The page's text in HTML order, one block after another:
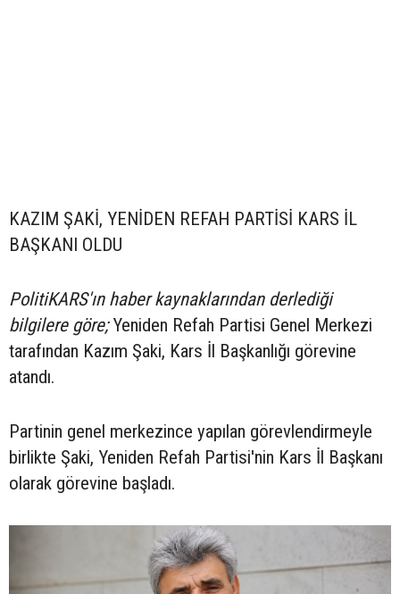
KAZIM ŞAKİ, YENİDEN REFAH PARTİSİ KARS İL
BAŞKANI OLDU
PolitiKARS'ın haber kaynaklarından derlediği
bilgilere göre;Yeniden Refah Partisi Genel Merkezi
tarafından Kazım Şaki, Kars İl Başkanlığı görevine
atandı.
Partinin genel merkezince yapılan görevlendirmeyle
birlikte Şaki, Yeniden Refah Partisi'nin Kars İl Başkanı
olarak görevine başladı.